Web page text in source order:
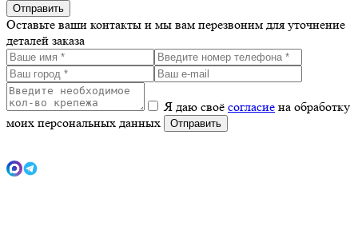
Оставьте ваши контакты и мы вам перезвоним для уточнение
деталей заказа
Я даю своё согласие на обработку
моих персональных данных